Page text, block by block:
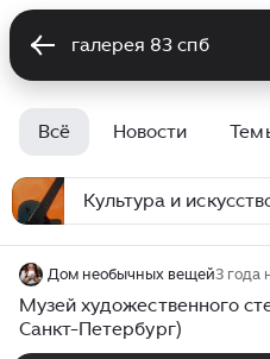
Всё Новости
Культура и
Дом необычных вещей3 года
Музей художественного
Санкт-Петербург)